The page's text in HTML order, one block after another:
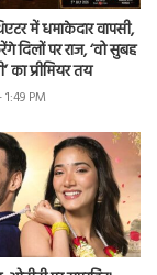
में धमाकेदार वापसी,
दिलों पर राज, ‘वो सुबह
प्रीमियर तय
PM